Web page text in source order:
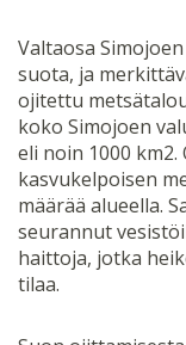
Valtaosa
suota, ja
ojitettu
koko Simojoen
eli noin 1000
kasvukelpoisen
määrää alueella.
seurannut
haittoja, jotka
tilaa.